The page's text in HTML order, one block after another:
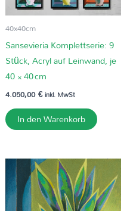
40x40cm
Sansevieria Komplettserie: 9
Stück, Acryl auf Leinwand, je
40 × 40 cm
4.050,00€inkl. MwSt
In den Warenkorb